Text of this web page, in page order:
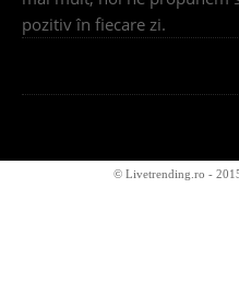
pozitiv în fiecare zi.
© Livetrending.ro -